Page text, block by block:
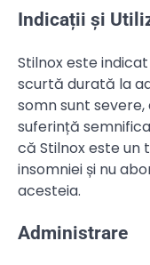
Indicații și
Stilnox este
scurtă durată la
somn sunt
suferință
că Stilnox este
insomniei și nu
acesteia.
Administrare